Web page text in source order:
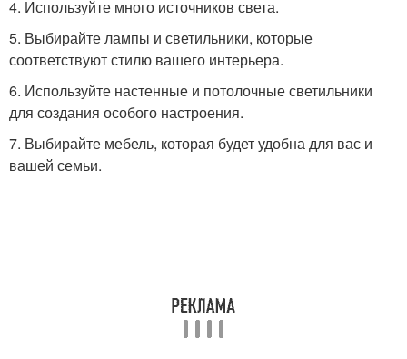
4. Используйте много источников света.
5. Выбирайте лампы и светильники, которые
соответствуют стилю вашего интерьера.
6. Используйте настенные и потолочные светильники
для создания особого настроения.
7. Выбирайте мебель, которая будет удобна для вас и
вашей семьи.